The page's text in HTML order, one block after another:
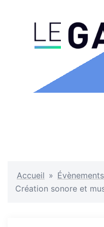
Accueil » Évènements
Création sonore et